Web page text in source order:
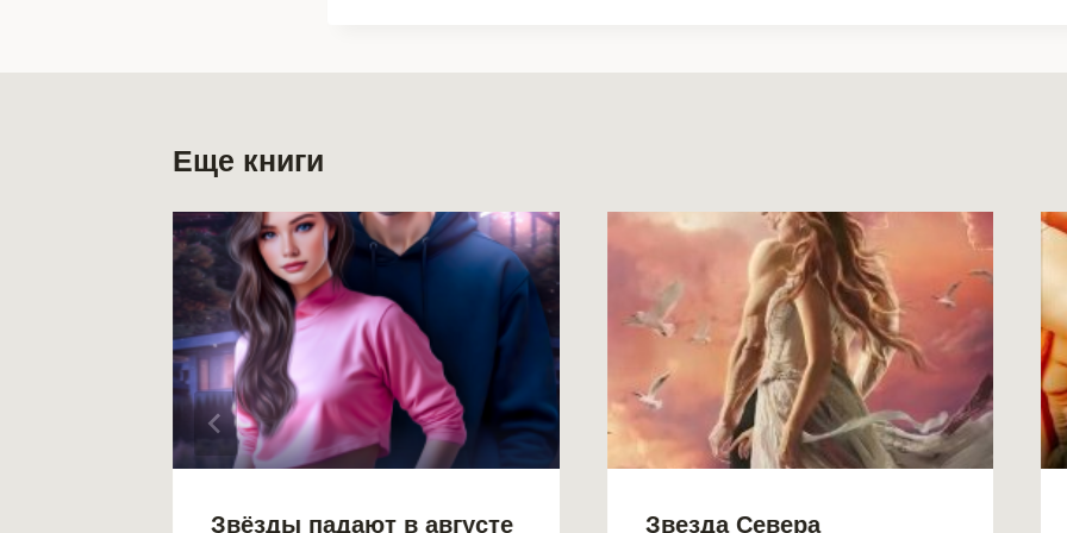
Еще книги
Звёзды падают в августе Звезда Севера